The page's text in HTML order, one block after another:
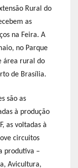
Rural do
as
na Feira. A
no Parque
área rural do
de Brasília.
são as
à produção
as voltadas à
circuitos
produtiva –
Avicultura,